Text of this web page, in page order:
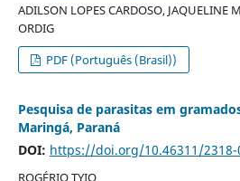
ADILSON LOPES CARDOSO, JAQUELINE
ORDIG
PDF (Português (Brasil))
Pesquisa de parasitas em
Maringá, Paraná
DOI: https://doi.org/10.46311/2318-
ROGÉRIO TYIO